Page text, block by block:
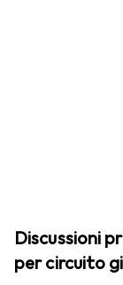
Discussioni
per circuito